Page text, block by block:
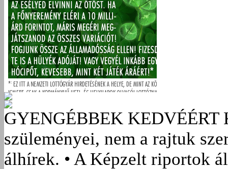
GYENGÉBBEK KEDVÉÉRT
szüleményei, nem a rajtuk
álhírek. • A Képzelt riportok